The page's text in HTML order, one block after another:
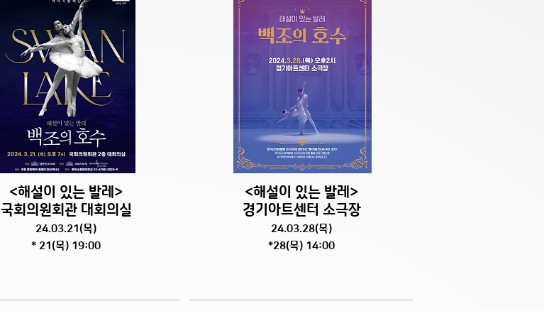
<해설이 있는 발레 >
국회의원회관 대회의실
24.03.21(목)
* 21(목) 19:00
<해설이 있는 발레 >
경기아트센터 소극장
24.03.28(목)
*28(목) 14:00